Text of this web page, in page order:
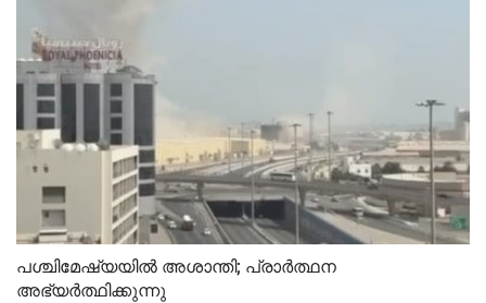
പശ്ചിമേഷ്യയിൽ അശാന്തി; പ്രാർത്ഥന
അഭ്യർത്ഥിക്കുന്നു